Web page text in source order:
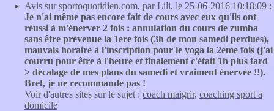
Avis sursportoquotidien.com, par Lili, le 25-06-2016 10:18:09 :
Je n'ai même pas encore fait de cours avec eux qu'ils ont
réussi à m'énerver 2 fois : annulation du cours de zumba
sans être prévenue la 1ere fois (3h de mon samedi perdues),
mauvais horaire à l'inscription pour le yoga la 2eme fois (j'ai
courru pour être à l'heure et finalement c'était 1h plus tard
> décalage de mes plans du samedi et vraiment énervée !!).
Bref, je ne recommande pas !
Voir d'autres sites sur le sujet : coach maigrir, coaching sport a
domicile